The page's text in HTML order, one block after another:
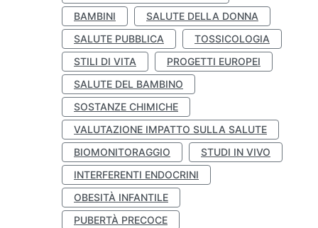
BAMBINI
SALUTE DELLA DONNA
SALUTE PUBBLICA
TOSSICOLOGIA
STILI DI VITA
PROGETTI EUROPEI
SALUTE DEL BAMBINO
SOSTANZE CHIMICHE
VALUTAZIONE IMPATTO SULLA SALUTE
BIOMONITORAGGIO
STUDI IN VIVO
INTERFERENTI ENDOCRINI
OBESITÀ INFANTILE
PUBERTÀ PRECOCE